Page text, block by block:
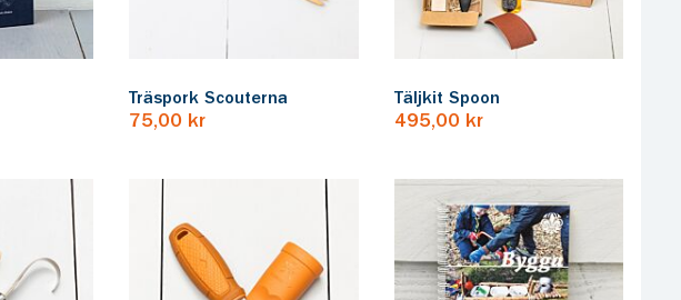
Träspork Scouterna
75,00 kr
Täljkit Spoon
495,00 kr